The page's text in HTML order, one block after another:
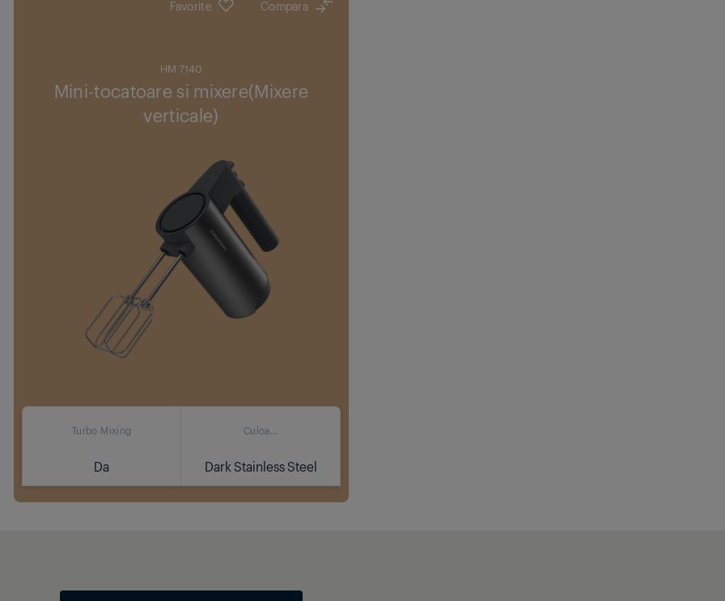
Favorite Compara
HM 7140
Mini-tocatoare si mixere(Mixere
verticale)
Turbo Mixing
Da
Culoa...
Dark Stainless Steel